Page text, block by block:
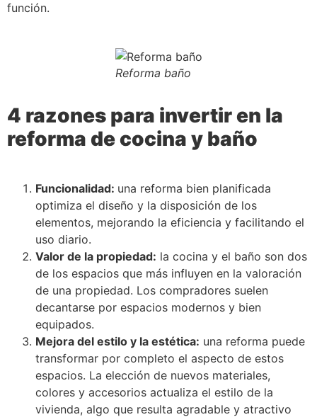
función.
Reforma baño
4 razones para invertir en la
reforma de cocina y baño
Funcionalidad: una reforma bien planificada
optimiza el diseño y la disposición de los
elementos, mejorando la eficiencia y facilitando el
uso diario.
Valor de la propiedad: la cocina y el baño son dos
de los espacios que más influyen en la valoración
de una propiedad. Los compradores suelen
decantarse por espacios modernos y bien
equipados.
Mejora del estilo y la estética: una reforma puede
transformar por completo el aspecto de estos
espacios. La elección de nuevos materiales,
colores y accesorios actualiza el estilo de la
vivienda, algo que resulta agradable y atractivo